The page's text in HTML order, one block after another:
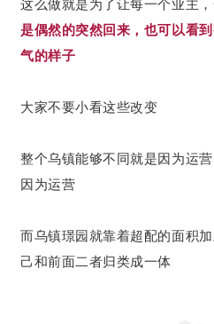
这么做就是为了让每一个业主
是偶然的突然回来，也可以看
气的样子
大家不要小看这些改变
整个乌镇能够不同就是因为运
因为运营
而乌镇璟园就靠着超配的面积
己和前面二者归类成一体